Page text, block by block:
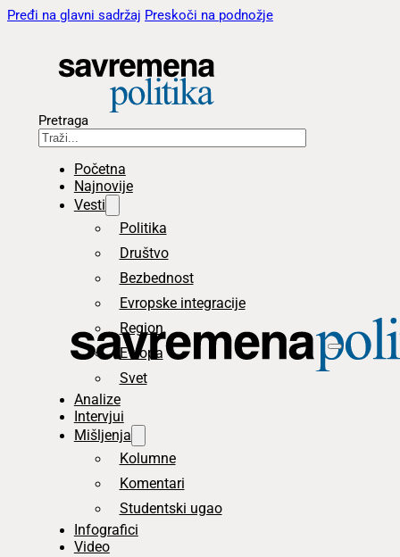
Pređi na glavni sadržaj Preskoči na podnožje
Pretraga
Početna
Najnovije
Vesti
Politika
Društvo
Bezbednost
Evropske integracije
Region
Evropa
Svet
Analize
Intervjui
Mišljenja
Kolumne
Komentari
Studentski ugao
Infografici
Video